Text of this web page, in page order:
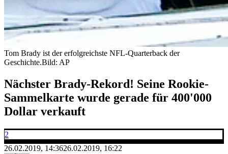
Tom Brady ist der erfolgreichste NFL-Quarterback der
Geschichte.Bild: AP
Nächster Brady-Rekord! Seine Rookie-
Sammelkarte wurde gerade für 400'000
Dollar verkauft
2
26.02.2019, 14:3626.02.2019, 16:22